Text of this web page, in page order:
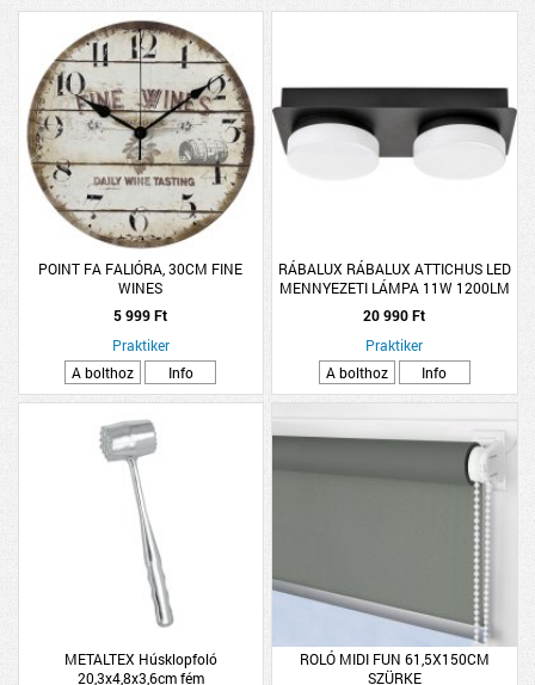
POINT FA FALIÓRA, 30CM FINE
WINES
5 999 Ft
Praktiker
A bolthoz
Info
RÁBALUX RÁBALUX ATTICHUS LED
MENNYEZETI LÁMPA 11W 1200LM
4000K IP44 28X13CM MATT
FEKETE
20 990 Ft
Praktiker
A bolthoz
Info
METALTEX Húsklopfoló
20,3x4,8x3,6cm fém
ROLÓ MIDI FUN 61,5X150CM
SZÜRKE